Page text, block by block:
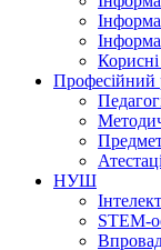
Професійний
НУШ
STEM-